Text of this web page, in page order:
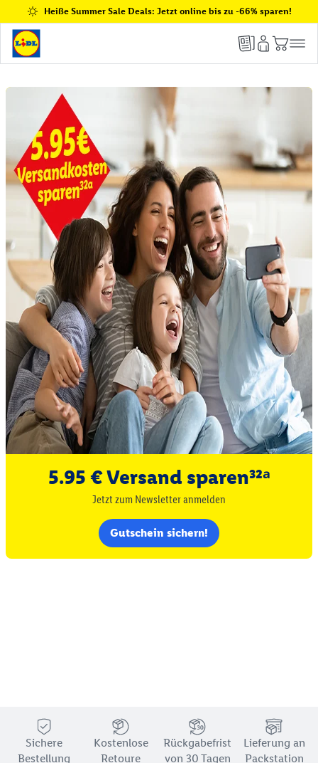
Heiße Summer Sale Deals: Jetzt online bis zu -66% sparen!
5.95 € Versand sparen³²ᵃ
Jetzt zum Newsletter anmelden
Gutschein sichern!
Sichere
Bestellung
Kostenlose
Retoure
Rückgabefrist
von 30 Tagen
Lieferung an
Packstation